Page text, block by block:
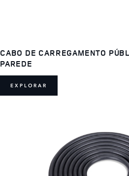
CABO DE CARREGAMENTO
PAREDE
EXPLORAR